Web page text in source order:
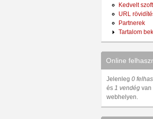
Kedvelt
URL
Partnerek
Tartalom
Online
Jelenleg 0
és 1 vendég van
webhelyen.